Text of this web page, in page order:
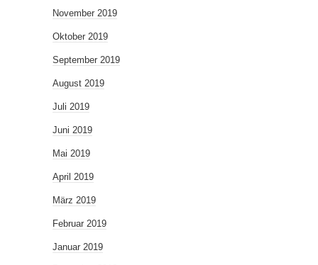
November 2019
Oktober 2019
September 2019
August 2019
Juli 2019
Juni 2019
Mai 2019
April 2019
März 2019
Februar 2019
Januar 2019